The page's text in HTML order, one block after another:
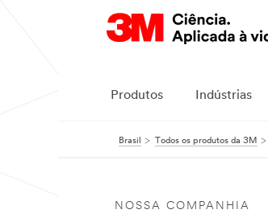
Produtos Indústrias
Brasil Todos os produtos da 3M
NOSSA COMPANHIA